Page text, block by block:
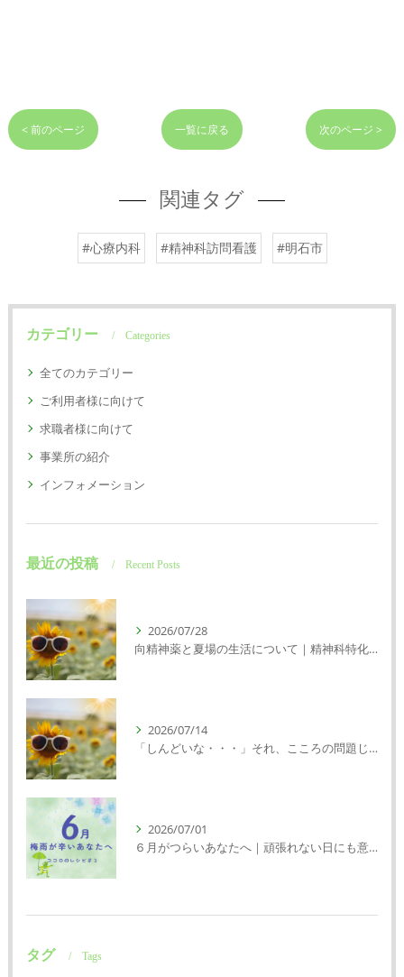
< 前のページ 一覧に戻る 次のページ >
関連タグ
#心療内科 #精神科訪問看護 #明石市
カテゴリー Categories
全てのカテゴリー
ご利用者様に向けて
求職者様に向けて
事業所の紹介
インフォメーション
最近の投稿 Recent Posts
2026/07/28
向精神薬と夏場の生活について｜精神科特化訪問看護ミント【明石市・神戸市垂水区・神戸市西区】
2026/07/14
「しんどいな・・・」それ、こころの問題じゃないかもしれません｜精神科特化訪問看護ミント【明石市・神戸市西区・垂水区】
2026/07/01
６月がつらいあなたへ｜頑張れない日にも意味がある
タグ Tags